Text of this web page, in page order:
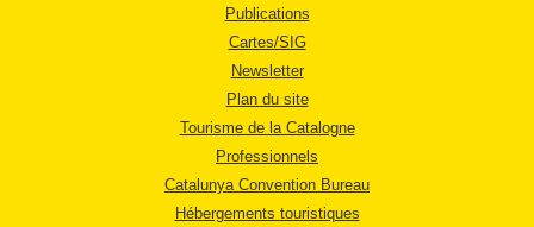
Publications
Cartes/SIG
Newsletter
Plan du site
Tourisme de la Catalogne
Professionnels
Catalunya Convention Bureau
Hébergements touristiques